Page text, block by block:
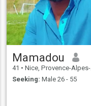
Mamadou
41 • Nice, Provence-Alpes-Côte d'Azur, France
Seeking: Male 26 - 55